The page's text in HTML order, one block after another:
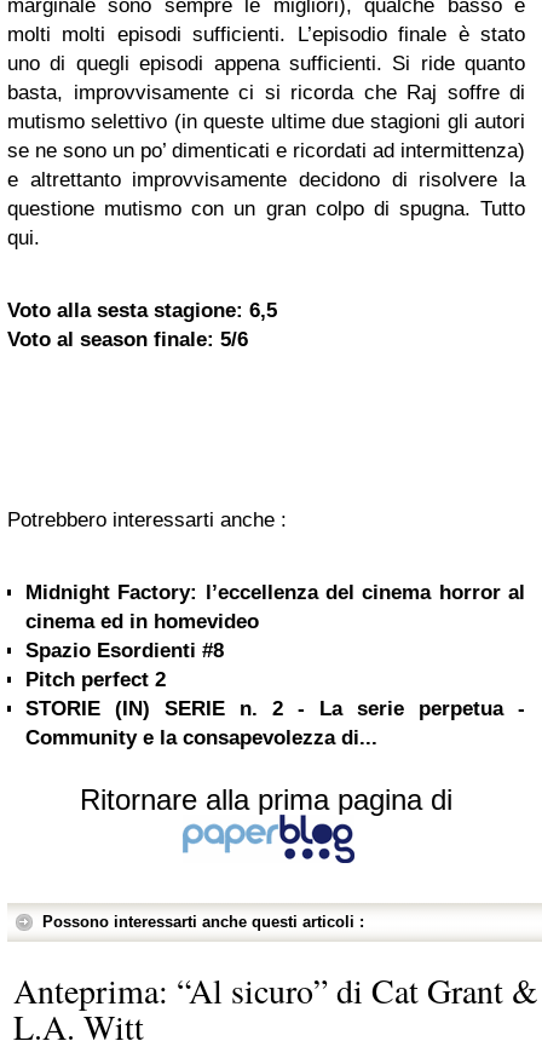
marginale sono sempre le migliori), qualche basso e
molti molti episodi sufficienti. L’episodio finale è stato
uno di quegli episodi appena sufficienti. Si ride quanto
basta, improvvisamente ci si ricorda che Raj soffre di
mutismo selettivo (in queste ultime due stagioni gli autori
se ne sono un po’ dimenticati e ricordati ad intermittenza)
e altrettanto improvvisamente decidono di risolvere la
questione mutismo con un gran colpo di spugna. Tutto
qui.
Voto alla sesta stagione: 6,5
Voto al season finale: 5/6
Potrebbero interessarti anche :
Midnight Factory: l’eccellenza del cinema horror al
cinema ed in homevideo
Spazio Esordienti #8
Pitch perfect 2
STORIE (IN) SERIE n. 2 - La serie perpetua -
Community e la consapevolezza di...
Ritornare alla prima pagina di
Possono interessarti anche questi articoli :
Anteprima: “Al sicuro” di Cat Grant &
L.A. Witt